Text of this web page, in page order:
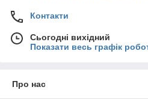
Контакти
Сьогодні вихідний
Показати весь графік
Про нас